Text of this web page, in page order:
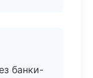
банки-